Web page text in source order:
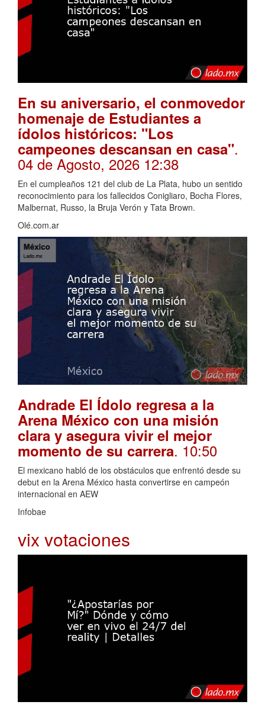
En su aniversario, el conmovedor
homenaje de Estudiantes a
ídolos históricos: "Los
campeones descansan en casa".
04 de Agosto, 2026 12:38
En el cumpleaños 121 del club de La Plata, hubo un sentido
reconocimiento para los fallecidos Conigliaro, Bocha Flores,
Malbernat, Russo, la Bruja Verón y Tata Brown.
Olé.com.ar
Andrade El Ídolo regresa a la
Arena México con una misión
clara y asegura vivir el mejor
momento de su carrera. 10:50
El mexicano habló de los obstáculos que enfrentó desde su
debut en la Arena México hasta convertirse en campeón
internacional en AEW
Infobae
vix votaciones